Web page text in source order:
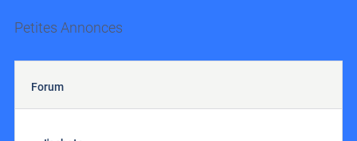
Petites Annonces
Forum